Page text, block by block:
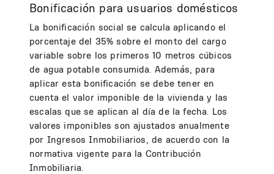
Bonificación para usuarios domésticos
La bonificación social se calcula aplicando el
porcentaje del 35% sobre el monto del cargo
variable sobre los primeros 10 metros cúbicos
de agua potable consumida. Además, para
aplicar esta bonificación se debe tener en
cuenta el valor imponible de la vivienda y las
escalas que se aplican al día de la fecha. Los
valores imponibles son ajustados anualmente
por Ingresos Inmobiliarios, de acuerdo con la
normativa vigente para la Contribución
Inmobiliaria.